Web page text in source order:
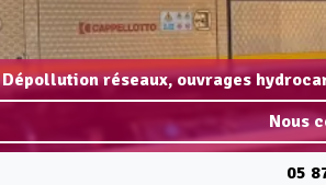
Dépollution réseaux, ouvrages
Nous
05